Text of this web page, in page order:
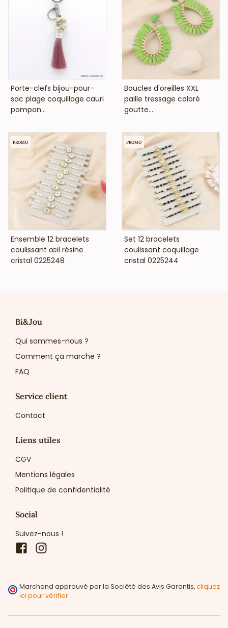
VOIR LE PRIX
Porte-clefs bijou-pour-
sac plage coquillage cauri
pompon...
VOIR LE PRIX
Boucles d'oreilles XXL
paille tressage coloré
goutte...
VOIR LE PRIX
Ensemble 12 bracelets
coulissant œil résine
cristal 0225248
PROMO
VOIR LE PRIX
Set 12 bracelets
coulissant coquillage
cristal 0225244
PROMO
Bi&Jou
Qui sommes-nous ?
Comment ça marche ?
FAQ
Service client
Contact
Liens utiles
CGV
Mentions légales
Politique de confidentialité
Social
Suivez-nous !
Facebook
Marchand approuvé par la Société des Avis Garantis,cliquez
ici pour vérifier.